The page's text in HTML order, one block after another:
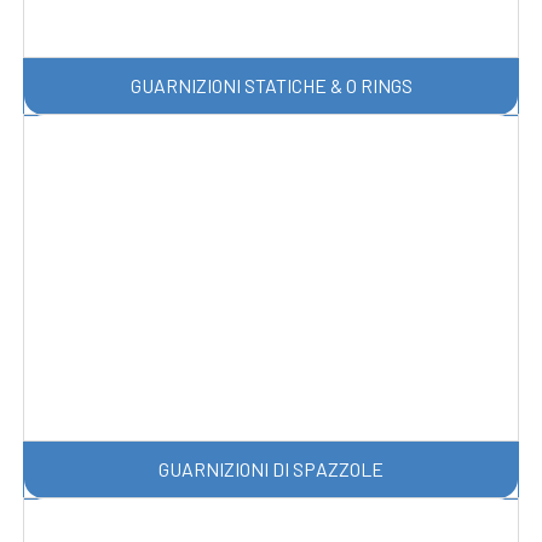
GUARNIZIONI STATICHE & O RINGS
GUARNIZIONI DI SPAZZOLE